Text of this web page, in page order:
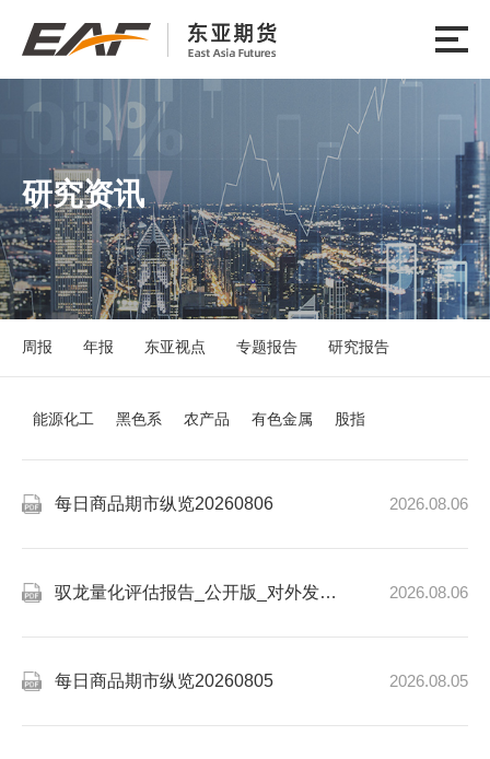
研究资讯
周报 年报 东亚视点 专题报告 研究报告
能源化工 黑色系 农产品 有色金属 股指
每日商品期市纵览20260806 2026.08.06
驭龙量化评估报告_公开版_对外发布版_20260806 2026.08.06
每日商品期市纵览20260805 2026.08.05